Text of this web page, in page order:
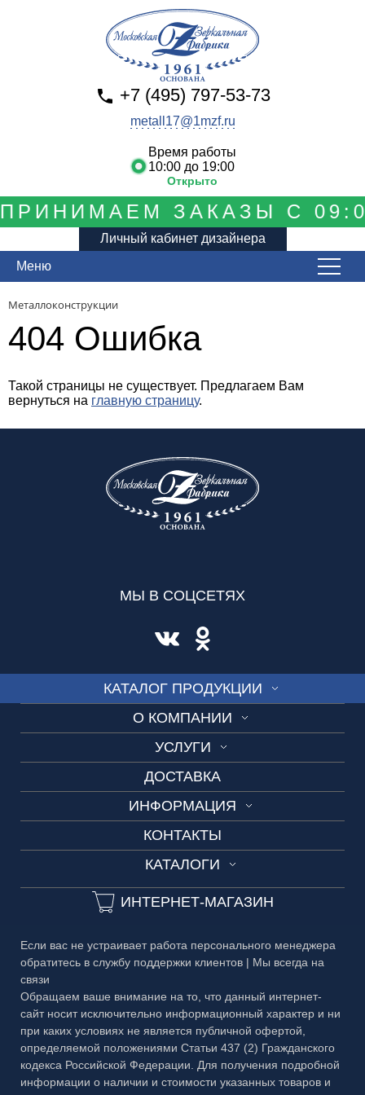
ЗАКАЗЫ С
Личный кабинет дизайнера
Время работы
10:00 до 19:00
Открыто
+7 (495) 797-53-73
metall17@1mzf.ru
Меню
Металлоконструкции
404 Ошибка
Такой страницы не существует. Предлагаем Вам
вернуться на главную страницу.
КАТАЛОГ ПРОДУКЦИИ
ЗЕРКАЛА
МЕТАЛЛ
О КОМПАНИИ
3D-тур на производство
УСЛУГИ
Изготовление по шаблону
Замеры и консультации
Разработка дизайн-проекта
ДОСТАВКА
ИНФОРМАЦИЯ
Технические условия
Сроки изготовления
Частые вопросы
Публичная оферта
КОНТАКТЫ
КАТАЛОГИ
Каталог №1 Зеркальные изделия
Каталог №3 Двери
Каталог №5 Стеклянные ограждения
Каталог №6 Металлоконструкции
Каталог №7 Матовые рисунки
ИНТЕРНЕТ-МАГАЗИН
МЫ В СОЦСЕТЯХ
Если вас не устраивает работа персонального менеджера
обратитесь в службу поддержки клиентов | Мы всегда на
связи
Обращаем ваше внимание на то, что данный интернет-
сайт носит исключительно информационный характер и ни
при каких условиях не является публичной офертой,
определяемой положениями Статьи 437 (2) Гражданского
кодекса Российской Федерации. Для получения подробной
информации о наличии и стоимости указанных товаров и